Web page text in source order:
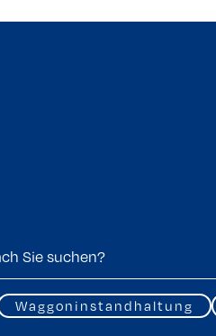
Waggoninstandhaltung